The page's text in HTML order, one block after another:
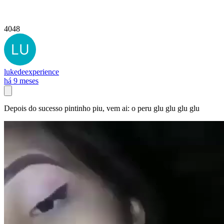
4048
lukedeexperience
há 9 meses
Depois do sucesso pintinho piu, vem ai: o peru glu glu glu glu